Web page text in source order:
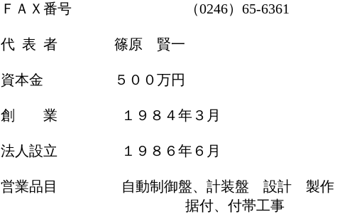
ＦＡＸ番号 （0246）65-6361
代 表 者 篠原 賢一
資本金 ５００万円
創 業 １９８４年３月
法人設立 １９８６年６月
営業品目 自動制御盤、計装盤 設計 製作
据付、付帯工事